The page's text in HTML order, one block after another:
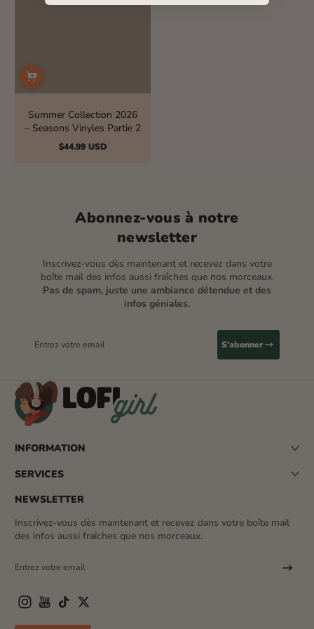
Summer Collection 2026
– Seasons Vinyles Partie 2
Prix
$44.99 USD
Abonnez-vous à notre
newsletter
Inscrivez-vous dès maintenant et recevez dans votre
boîte mail des infos aussi fraîches que nos morceaux.
Pas de spam, juste une ambiance détendue et des
infos géniales.
Entrez votre email S'abonner
INFORMATION
SERVICES
NEWSLETTER
Inscrivez-vous dès maintenant et recevez dans votre boîte mail
des infos aussi fraîches que nos morceaux.
Entrez votre email
InstagramYouTube